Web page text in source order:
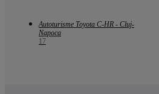
Autoturisme Toyota C-HR - Cluj-
Napoca
17